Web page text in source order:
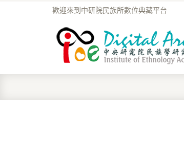
歡迎來到中研院民族所數位典藏平台